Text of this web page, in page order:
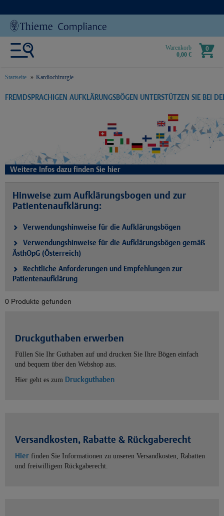
Warenkorb
0,00 €
0
Startseite Kardiochirurgie
text.skipToContent
text.skipToNavigation
FREMDSPRACHIGEN AUFKLÄRUNGSBÖGEN UNTERSTÜTZEN SIE BEI
Weitere Infos dazu finden Sie hier
Hinweise zum Aufklärungsbogen und zur
Patientenaufklärung:
Verwendungshinweise für die Aufklärungsbögen
Verwendungshinweise für die Aufklärungsbögen gemäß
ÄsthOpG (Österreich)
Rechtliche Anforderungen und Empfehlungen zur
Patientenaufklärung
0 Produkte gefunden
Druckguthaben erwerben
Füllen Sie Ihr Guthaben auf und drucken Sie Ihre Bögen einfach
und bequem über den Webshop aus.
Hier geht es zum Druckguthaben
Versandkosten, Rabatte & Rückgaberecht
Hier finden Sie Informationen zu unseren Versandkosten, Rabatten
und freiwilligem Rückgaberecht.